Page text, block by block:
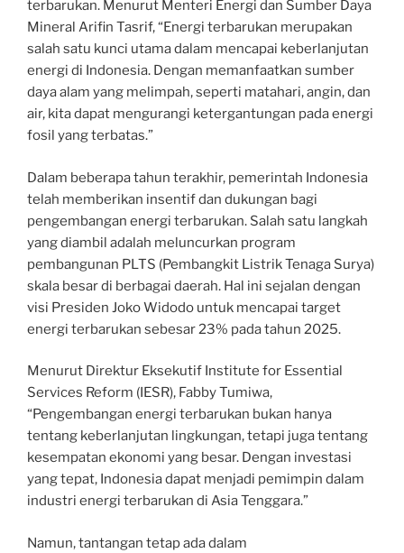
terbarukan. Menurut Menteri Energi dan Sumber Daya
Mineral Arifin Tasrif, “Energi terbarukan merupakan
salah satu kunci utama dalam mencapai keberlanjutan
energi di Indonesia. Dengan memanfaatkan sumber
daya alam yang melimpah, seperti matahari, angin, dan
air, kita dapat mengurangi ketergantungan pada energi
fosil yang terbatas.”
Dalam beberapa tahun terakhir, pemerintah Indonesia
telah memberikan insentif dan dukungan bagi
pengembangan energi terbarukan. Salah satu langkah
yang diambil adalah meluncurkan program
pembangunan PLTS (Pembangkit Listrik Tenaga Surya)
skala besar di berbagai daerah. Hal ini sejalan dengan
visi Presiden Joko Widodo untuk mencapai target
energi terbarukan sebesar 23% pada tahun 2025.
Menurut Direktur Eksekutif Institute for Essential
Services Reform (IESR), Fabby Tumiwa,
“Pengembangan energi terbarukan bukan hanya
tentang keberlanjutan lingkungan, tetapi juga tentang
kesempatan ekonomi yang besar. Dengan investasi
yang tepat, Indonesia dapat menjadi pemimpin dalam
industri energi terbarukan di Asia Tenggara.”
Namun, tantangan tetap ada dalam